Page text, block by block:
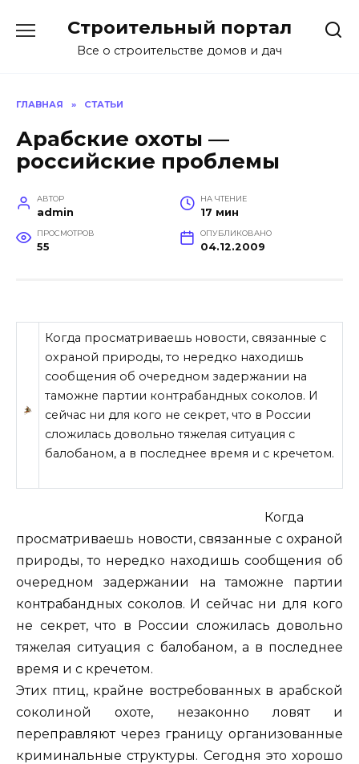
содержанию
Строительный портал
Все о строительстве домов и дач
ГЛАВНАЯ » СТАТЬИ
Арабские охоты —
российские проблемы
АВТОР
admin
НА ЧТЕНИЕ
17 мин
ПРОСМОТРОВ
55
ОПУБЛИКОВАНО
04.12.2009
Когда просматриваешь новости, связанные с
охраной природы, то нередко находишь
сообщения об очередном задержании на
таможне партии контрабандных соколов. И
сейчас ни для кого не секрет, что в России
сложилась довольно тяжелая ситуация с
балобаном, а в последнее время и c кречетом.
Когда
просматриваешь новости, связанные с охраной
природы, то нередко находишь сообщения об
очередном задержании на таможне партии
контрабандных соколов. И сейчас ни для кого
не секрет, что в России сложилась довольно
тяжелая ситуация с балобаном, а в последнее
время и c кречетом.
Этих птиц, крайне востребованных в арабской
соколиной охоте, незаконно ловят и
переправляют через границу организованные
криминальные структуры. Сегодня это хорошо